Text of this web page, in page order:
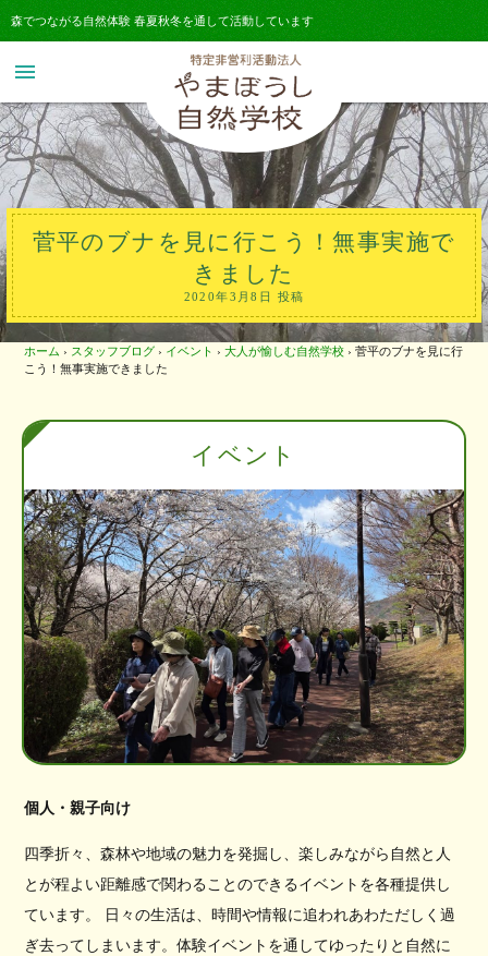
森でつながる自然体験 春夏秋冬を通して活動しています
menu
菅平のブナを見に行こう！無事実施で
きました
2020年3月8日 投稿
ホーム › スタッフブログ › イベント › 大人が愉しむ自然学校 › 菅平のブナを見に行
こう！無事実施できました
イベント
個人・親子向け
四季折々、森林や地域の魅力を発掘し、楽しみながら自然と人
とが程よい距離感で関わることのできるイベントを各種提供し
ています。 日々の生活は、時間や情報に追われあわただしく過
ぎ去ってしまいます。体験イベントを通してゆったりと自然に